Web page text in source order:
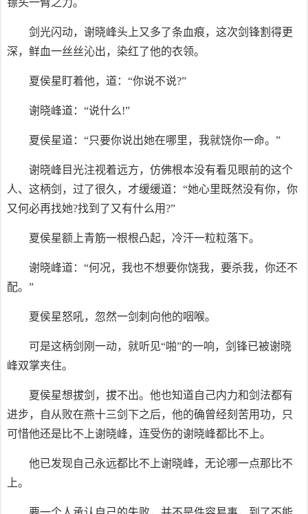
镖头一臂之力。
剑光闪动，谢晓峰头上又多了条血痕，这次剑锋割得更
深，鲜血一丝丝沁出，染红了他的衣领。
夏侯星盯着他，道：“你说不说?”
谢晓峰道：“说什么!”
夏侯星道：“只要你说出她在哪里，我就饶你一命。”
谢晓峰目光注视着远方，仿佛根本没有看见眼前的这个
人、这柄剑，过了很久，才缓缓道：“她心里既然没有你，你
又何必再找她?找到了又有什么用?”
夏侯星额上青筋一根根凸起，冷汗一粒粒落下。
谢晓峰道：“何况，我也不想要你饶我，要杀我，你还不
配。”
夏侯星怒吼，忽然一剑刺向他的咽喉。
可是这柄剑刚一动，就听见“啪”的一响，剑锋已被谢晓
峰双掌夹住。
夏侯星想拔剑，拔不出。他也知道自己内力和剑法都有
进步，自从败在燕十三剑下之后，他的确曾经刻苦用功，只
可惜他还是比不上谢晓峰，连受伤的谢晓峰都比不上。
他已发现自己永远都比不上谢晓峰，无论哪一点那比不
上。